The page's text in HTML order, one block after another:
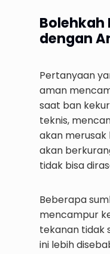
dengan
Pertanyaan
aman
saat ban
teknis,
akan merusak
akan
tidak bisa
Beberapa
mencampur
tekanan tidak
ini lebih